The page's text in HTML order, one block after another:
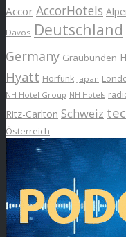
Accor AccorHotels
Davos Deutschland
Germany Graubünden
Hyatt Hörfunk Japan
NH Hotel Group NH Hotels
Ritz-Carlton Schweiz
Österreich